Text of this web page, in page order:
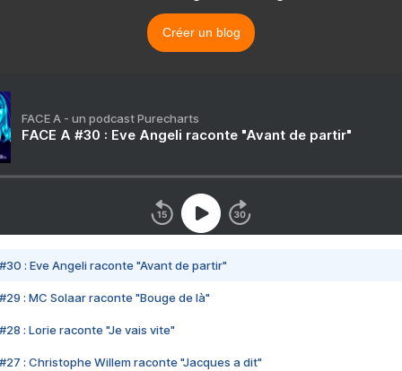
Créer un blog
FACE A - un podcast Purecharts
FACE A #30 : Eve Angeli raconte "Avant de partir"
#30 : Eve Angeli raconte "Avant de partir"
#29 : MC Solaar raconte "Bouge de là"
#28 : Lorie raconte "Je vais vite"
#27 : Christophe Willem raconte "Jacques a dit"